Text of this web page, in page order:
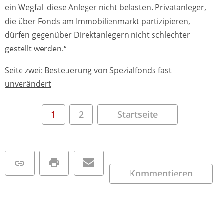
ein Wegfall diese Anleger nicht belasten. Privatanleger,
die über Fonds am Immobilienmarkt partizipieren,
dürfen gegenüber Direktanlegern nicht schlechter
gestellt werden.“
Seite zwei: Besteuerung von Spezialfonds fast
unverändert
1 2 Startseite
Kommentieren